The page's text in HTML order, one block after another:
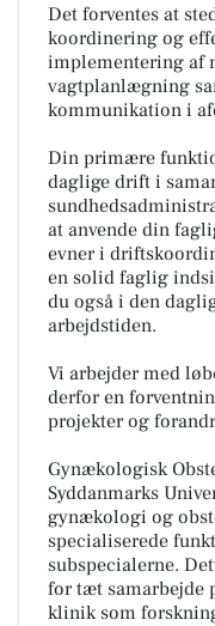
Det forventes at
koordinering og
implementering af
vagtplanlægning
kommunikation i
Din primære
daglige drift i
at anvende din
evner i
en solid faglig
du også i den
arbejdstiden.
Vi arbejder med
derfor en
projekter og
Gynækologisk
Syddanmarks
gynækologi og
specialiserede
subspecialerne.
for tæt samarbejde
klinik som